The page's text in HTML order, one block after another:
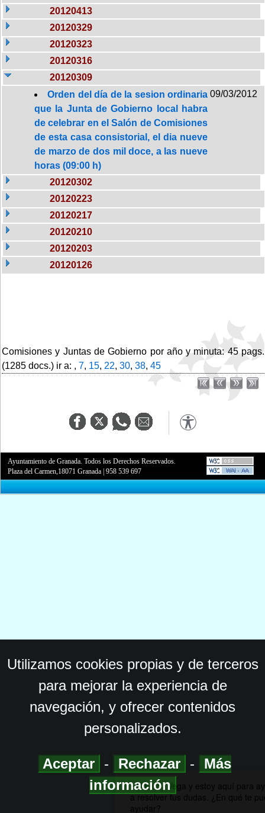
20120413
20120329
20120323
20120316
20120309
Orden del día de la sesion ordinaria
que la Junta de Gobierno local habra
de celebrar en el Salón de Comisiones
de esta casa consistorial, el dia nueve
de marzo de dos mil doce, a las nueve
horas (09:00 h)
09/03/2012
20120302
20120223
20120217
20120210
20120203
20120126
Comisiones y Juntas de Gobierno por año y minuta: 45 pags.
(1285 docs.) ir a: , 7, 15, 22, 30, 38, 45
Ayuntamiento de Granada. Todos los Derechos Reservados.
Plaza del Carmen,18071 Granada |958 539 697
Utilizamos cookies propias y de terceros
para mejorar la experiencia de
navegación, y ofrecer contenidos
personalizados.
Aceptar - Rechazar -
Más
información